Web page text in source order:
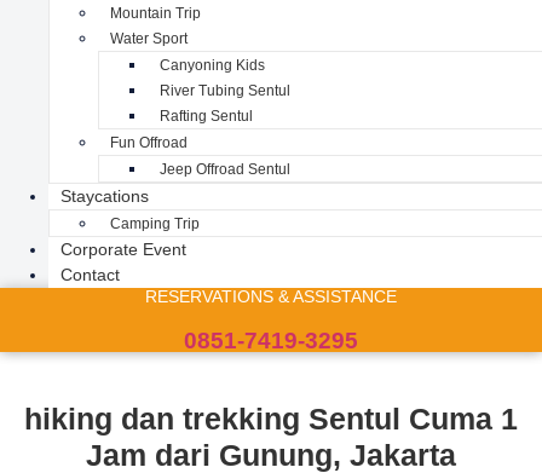
Mountain Trip
Water Sport
Canyoning Kids
River Tubing Sentul
Rafting Sentul
Fun Offroad
Jeep Offroad Sentul
Staycations
Camping Trip
Corporate Event
Contact
RESERVATIONS & ASSISTANCE
0851-7419-3295
hiking dan trekking Sentul Cuma 1
Jam dari Gunung, Jakarta